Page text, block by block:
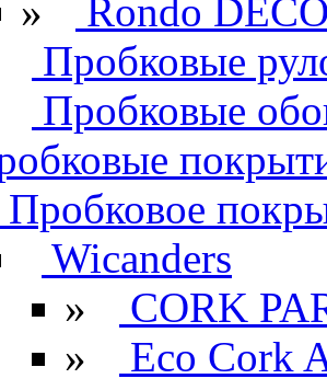
»
Rondo
Пробковые
Пробковые
Пробковое
Wicanders
»
CORK
»
Eco Cork